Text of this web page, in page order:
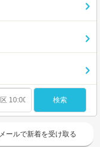
メールで新着を受け取る